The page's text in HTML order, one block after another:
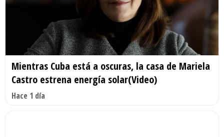
Mientras Cuba está a oscuras, la casa de Mariela
Castro estrena energía solar(Video)
Hace 1 día